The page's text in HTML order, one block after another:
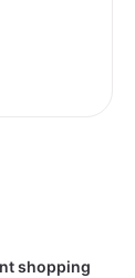
shopping